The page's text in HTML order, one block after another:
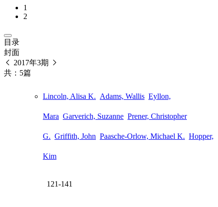
1
2
目录
封面
2017年3期
共：5篇
Lincoln, Alisa K. Adams, Wallis Eyllon,
Mara Garverich, Suzanne Prener, Christopher
G. Griffith, John Paasche-Orlow, Michael K. Hopper,
Kim
121-141